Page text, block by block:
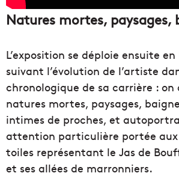
Natures mortes,
L’exposition se déploie ensuite
suivant l’évolution de l’artiste
chronologique de sa carrière : on
natures mortes, paysages,
intimes de proches, et
attention particulière portée aux
toiles représentant le Jas de
et ses allées de marronniers.